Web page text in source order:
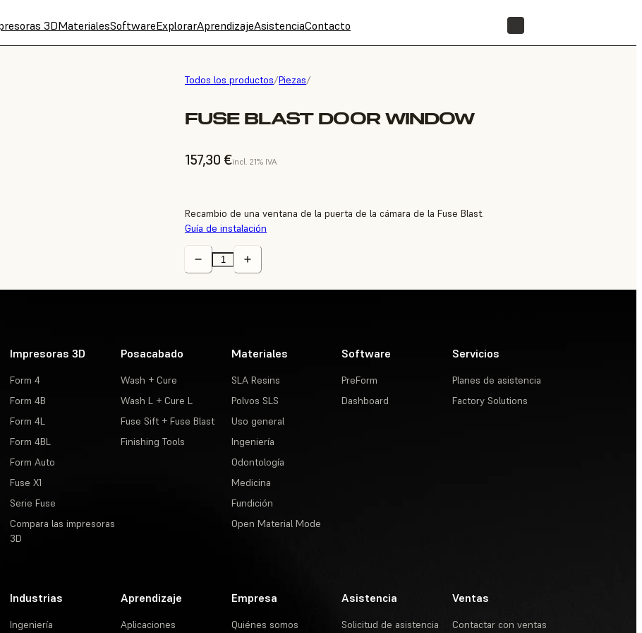
3DMaterialesSoftwareExplorarAprendizajeAsistenciaContacto
Todos los productos/Piezas/
FUSE BLAST DOOR WINDOW
157,30 €incl. 21% IVA
Recambio de una ventana de la puerta de la cámara de la Fuse Blast.
Guía de instalación
Impresoras 3D
Form 4
Form 4B
Form 4L
Form 4BL
Form Auto
Fuse X1
Serie Fuse
Compara las impresoras
3D
Posacabado
Wash + Cure
Wash L + Cure L
Fuse Sift + Fuse Blast
Finishing Tools
Materiales
SLA Resins
Polvos SLS
Uso general
Ingeniería
Odontología
Medicina
Fundición
Open Material Mode
Software
PreForm
Dashboard
Servicios
Planes de asistencia
Factory Solutions
Industrias
Ingeniería
Aprendizaje
Aplicaciones
Empresa
Quiénes somos
Asistencia
Solicitud de asistencia
Ventas
Contactar con ventas